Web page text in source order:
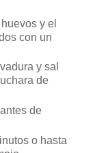
y el
con un
y sal
de
de
o hasta